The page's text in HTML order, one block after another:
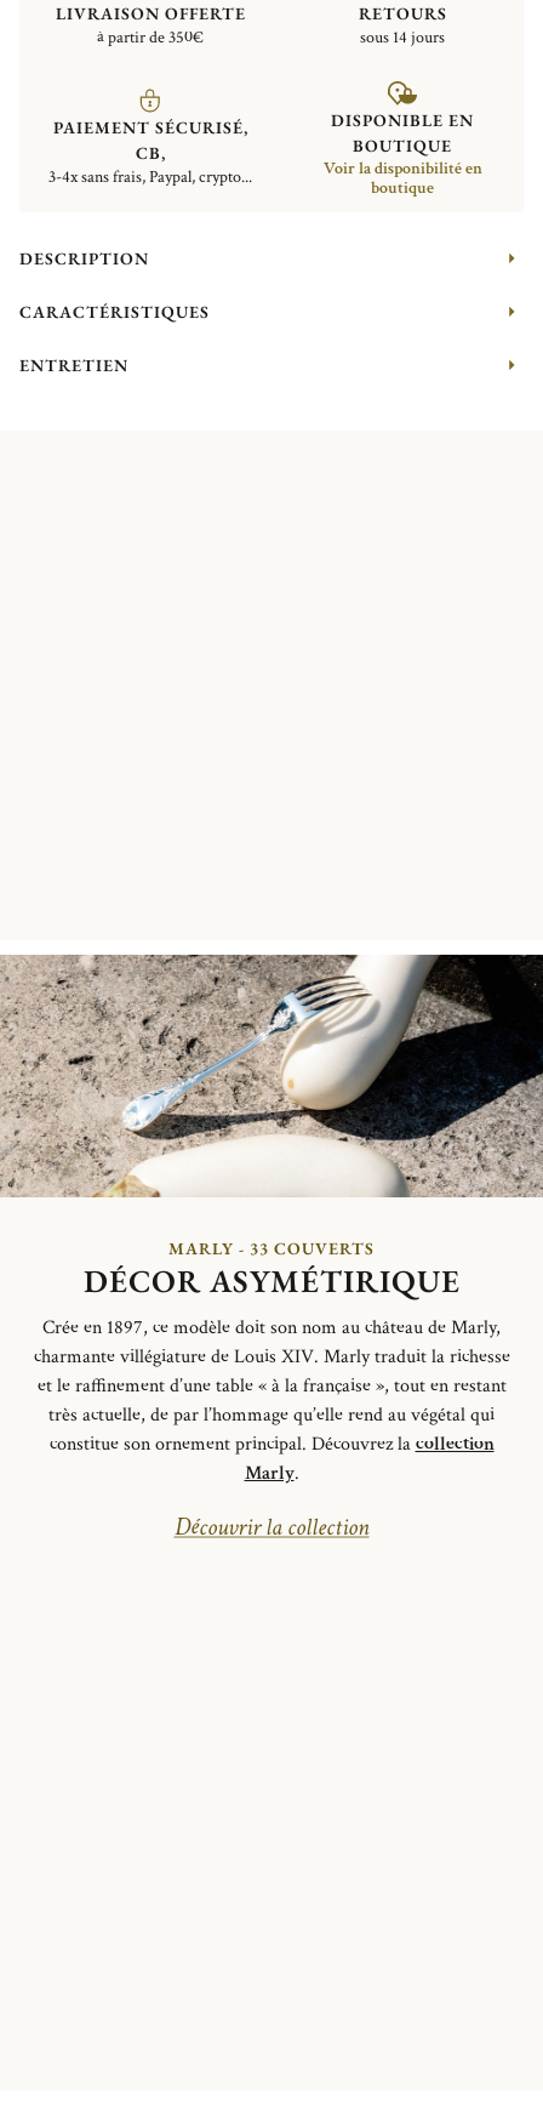
LIVRAISON OFFERTE
à partir de 350€
RETOURS
sous 14 jours
PAIEMENT SÉCURISÉ,
CB,
3-4x sans frais, Paypal, crypto...
DISPONIBLE EN
BOUTIQUE
Voir la disponibilité en
boutique
DESCRIPTION
CARACTÉRISTIQUES
ENTRETIEN
MARLY - 33 COUVERTS
DÉCOR ASYMÉTIRIQUE
Crée en 1897, ce modèle doit son nom au château de Marly,
charmante villégiature de Louis XIV. Marly traduit la richesse
et le raffinement d’une table « à la française », tout en restant
très actuelle, deparl’hommage qu’elle rend au végétal qui
constitue son ornement principal. Découvrez lacollection
Marly.
Découvrir la collection